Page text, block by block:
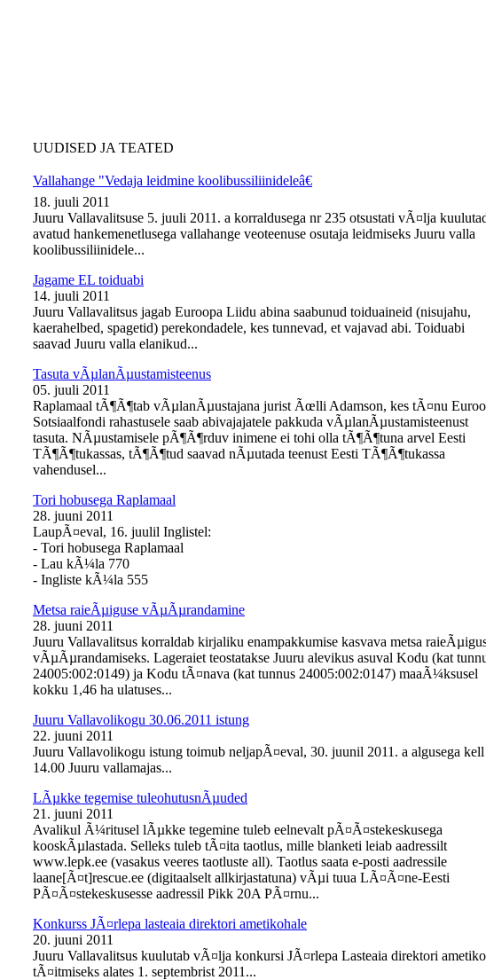
UUDISED JA TEATED
Vallahange "Vedaja leidmine koolibussiliinideleâ€
18. juuli 2011
Juuru Vallavalitsuse 5. juuli 2011. a korraldusega nr 235 otsustati vÃ¤lja
avatud hankemenetlusega vallahange veoteenuse osutaja leidmiseks Juuru valla
koolibussiliinidele...
Jagame EL toiduabi
14. juuli 2011
Juuru Vallavalitsus jagab Euroopa Liidu abina saabunud toiduaineid (nisujahu,
kaerahelbed, spagetid) perekondadele, kes tunnevad, et vajavad abi. Toiduabi
saavad Juuru valla elanikud...
Tasuta vÃµlanÃµustamisteenus
05. juuli 2011
Raplamaal tÃ¶Ã¶tab vÃµlanÃµustajana jurist Ãœlli Adamson, kes tÃ¤nu
Sotsiaalfondi rahastusele saab abivajajatele pakkuda vÃµlanÃµustamisteenust
tasuta. NÃµustamisele pÃ¶Ã¶rduv inimene ei tohi olla tÃ¶Ã¶tuna arvel Eesti
TÃ¶Ã¶tukassas, tÃ¶Ã¶tud saavad nÃµutada teenust Eesti TÃ¶Ã¶tukassa
vahendusel...
Tori hobusega Raplamaal
28. juuni 2011
LaupÃ¤eval, 16. juulil Inglistel:
- Tori hobusega Raplamaal
- Lau kÃ¼la 770
- Ingliste kÃ¼la 555
Metsa raieÃµiguse vÃµÃµrandamine
28. juuni 2011
Juuru Vallavalitsus korraldab kirjaliku enampakkumise kasvava metsa
vÃµÃµrandamiseks. Lageraiet teostatakse Juuru alevikus asuval Kodu (kat
24005:002:0149) ja Kodu tÃ¤nava (kat tunnus 24005:002:0147) maaÃ¼ksusel
kokku 1,46 ha ulatuses...
Juuru Vallavolikogu 30.06.2011 istung
22. juuni 2011
Juuru Vallavolikogu istung toimub neljapÃ¤eval, 30. juunil 2011. a algusega kell
14.00 Juuru vallamajas...
LÃµkke tegemise tuleohutusnÃµuded
21. juuni 2011
Avalikul Ã¼ritusel lÃµkke tegemine tuleb eelnevalt pÃ¤Ã¤stekeskusega
kooskÃµlastada. Selleks tuleb tÃ¤ita taotlus, mille blanketi leiab aadressilt
www.lepk.ee (vasakus veeres taotluste all). Taotlus saata e-posti aadressile
laane[Ã¤t]rescue.ee (digitaalselt allkirjastatuna) vÃµi tuua LÃ¤Ã¤ne-Eesti
PÃ¤Ã¤stekeskusesse aadressil Pikk 20A PÃ¤rnu...
Konkurss JÃ¤rlepa lasteaia direktori ametikohale
20. juuni 2011
Juuru Vallavalitsus kuulutab vÃ¤lja konkursi JÃ¤rlepa Lasteaia direktori
tÃ¤itmiseks alates 1. septembrist 2011...